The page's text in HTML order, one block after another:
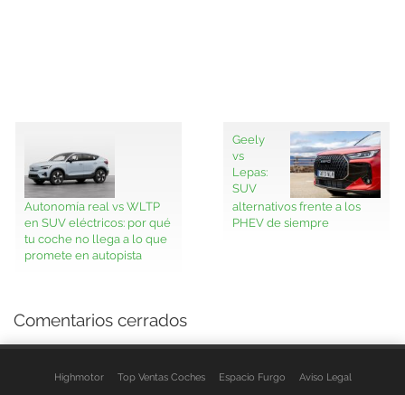
Autonomía real vs WLTP
en SUV eléctricos: por qué
tu coche no llega a lo que
promete en autopista
Geely
vs
Lepas:
SUV
alternativos frente a los
PHEV de siempre
Comentarios cerrados
Highmotor Top Ventas Coches Espacio Furgo Aviso Legal